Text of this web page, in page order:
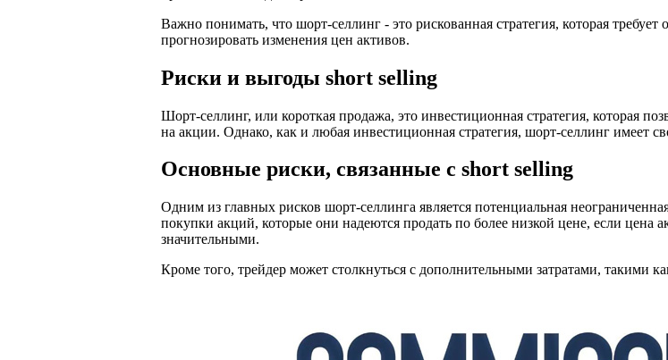
Важно понимать, что шорт-селлинг - это рискованная стратегия, которая
прогнозировать изменения цен активов.
Риски и выгоды short selling
Шорт-селлинг, или короткая продажа, это инвестиционная стратегия, которая
на акции. Однако, как и любая инвестиционная стратегия, шорт-селлинг имеет
Основные риски, связанные с short selling
Одним из главных рисков шорт-селлинга является потенциальная
покупки акций, которые они надеются продать по более низкой цене, если цена
значительными.
Кроме того, трейдер может столкнуться с дополнительными затратами, такими